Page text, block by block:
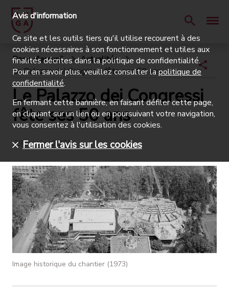
Page d'accueil
Actualités
Le Palazzo dei Congressi fête ses 50 ans
Le Palazzo dei Congressi
fête ses 50 ans
29 janvier 2025
Image historique du chantier (1973)
Avis d'information
Ce site et les outils tiers qu'il utilise recourent à des
cookies nécessaires à son fonctionnement et utiles aux
finalités décrites dans la politique de confidentialité.
Pour en savoir plus, veuillez consulter lapolitique de
confidentialité.
En fermant cette bannière, en faisant défiler cette page,
en cliquant sur un lien ou en poursuivant votre navigation,
vous consentez à l'utilisation des cookies.
Fermer l'avis sur les cookies